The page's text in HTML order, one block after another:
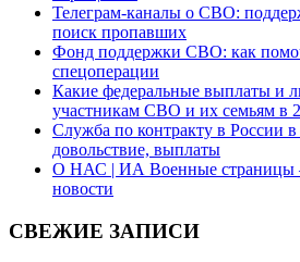
Телеграм-каналы о СВО:
поиск пропавших
Фонд поддержки СВО: как
спецоперации
Какие федеральные выплаты и
участникам СВО и их семьям в
Служба по контракту в России в
довольствие, выплаты
О НАС | ИА Военные страницы
новости
СВЕЖИЕ ЗАПИСИ